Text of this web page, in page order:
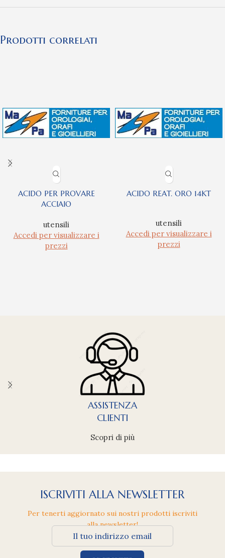
Prodotti correlati
ACIDO PER PROVARE
ACCIAIO
utensili
Accedi per visualizzare i
prezzi
ACIDO REAT. ORO 14KT
utensili
Accedi per visualizzare i
prezzi
ASSISTENZA
CLIENTI
Scopri di più
ISCRIVITI ALLA NEWSLETTER
Per tenerti aggiornato sui nostri prodotti iscriviti
alla newsletter!